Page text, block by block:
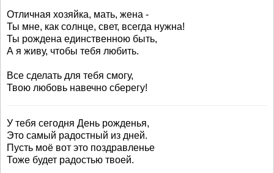
Отличная хозяйка, мать, жена -
Ты мне, как солнце, свет, всегда нужна!
Ты рождена единственною быть,
А я живу, чтобы тебя любить.
Все сделать для тебя смогу,
Твою любовь навечно сберегу!
У тебя сегодня День рожденья,
Это самый радостный из дней.
Пусть моё вот это поздравленье
Тоже будет радостью твоей.